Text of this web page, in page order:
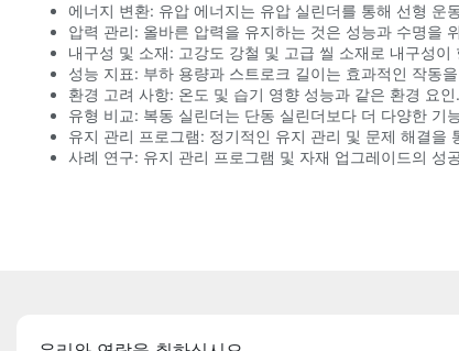
에너지 변환: 유압 에너지는 유압 실린더를 통해 선형 운
압력 관리: 올바른 압력을 유지하는 것은 성능과 수명을
내구성 및 소재: 고강도 강철 및 고급 씰 소재로 내구성이
성능 지표: 부하 용량과 스트로크 길이는 효과적인 작동
환경 고려 사항: 온도 및 습기 영향 성능과 같은 환경 요인.
유형 비교: 복동 실린더는 단동 실린더보다 더 다양한 기
유지 관리 프로그램: 정기적인 유지 관리 및 문제 해결을
사례 연구: 유지 관리 프로그램 및 자재 업그레이드의 성